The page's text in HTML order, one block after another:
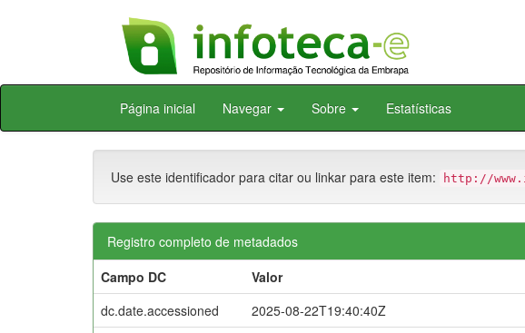
Skip
Página inicial Navegar Sobre Estatísticas
Use este identificador para citar ou linkar para este item: http://
Registro completo de metadados
Campo DC
Valor
dc.date.accessioned
2025-08-22T19:40:40Z